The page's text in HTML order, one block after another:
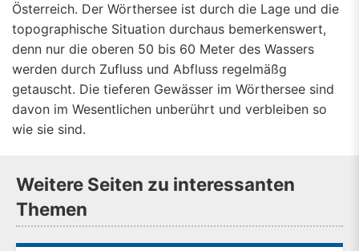
Österreich. Der Wörthersee ist durch die Lage und die
topographische Situation durchaus bemerkenswert,
denn nur die oberen 50 bis 60 Meter des Wassers
werden durch Zufluss und Abfluss regelmäßg
getauscht. Die tieferen Gewässer im Wörthersee sind
davon im Wesentlichen unberührt und verbleiben so
wie sie sind.
Weitere Seiten zu interessanten
Themen